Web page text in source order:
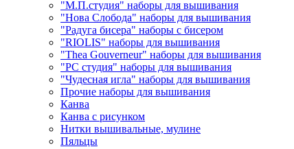
"М.П.студия" наборы для вышивания
"Нова Слобода" наборы для вышивания
"Радуга бисера" наборы с бисером
"RIOLIS" наборы для вышивания
"Thea Gouverneur" наборы для вышивания
"РС студия" наборы для вышивания
"Чудесная игла" наборы для вышивания
Прочие наборы для вышивания
Канва
Канва с рисунком
Нитки вышивальные, мулине
Пяльцы